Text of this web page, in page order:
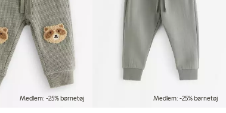
Medlem: -25% børnetøj Medlem: -25% børnetøj